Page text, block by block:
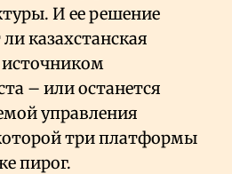
И ее решение
казахстанская
– или останется
управления
три платформы
пирог.